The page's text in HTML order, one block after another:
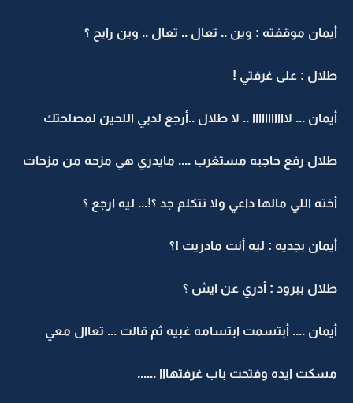
أيمان موقفته : وين .. تعال .. تعال .. وين رايح ؟
طلال : على غرفتي !
أيمان ... لااااااااااا .. لا طلال ..أرجع لدبي اللحين لمصلحتك
طلال رفع حاجبه مستغرب .... مايدري هي مزحه من مزحات
أخته اللي مالها داعي ولا تتكلم جد ؟!... ليه ارجع ؟
أيمان بجديه : ليه أنت مادريت !؟
طلال ببرود : أدري عن ايش ؟
أيمان .... أبتسمت ابتسامه غبيه ثم قالت ... تعاال معي
مسكت ايده وفتحت باب غرفتهااا ......